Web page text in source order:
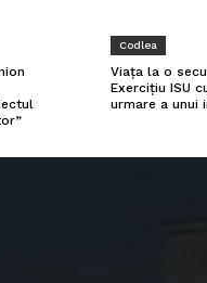
Codlea
Viața la o
Exercițiu ISU
urmare a unui